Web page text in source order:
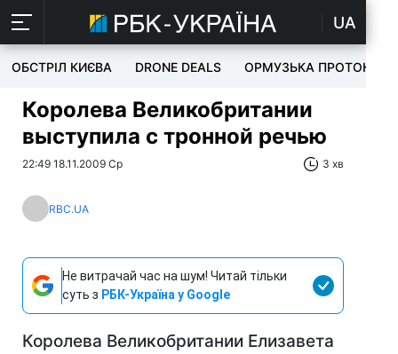
UA
ОБСТРІЛ КИЄВА DRONE DEALS ОРМУЗЬКА ПРОТОКА
Королева Великобритании
выступила с тронной речью
22:49 18.11.2009 Ср 3 хв
RBC.UA
Не витрачай час на шум! Читай тільки
суть з РБК-Україна у Google
Королева Великобритании Елизавета